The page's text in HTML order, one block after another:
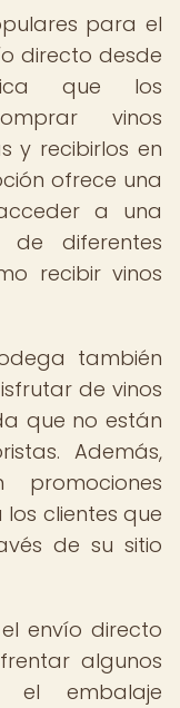
para el
directo desde
que los
vinos
y recibirlos en
ofrece una
a una
de diferentes
recibir vinos
también
de vinos
que no están
Además,
promociones
clientes que
de su sitio
envío directo
algunos
el embalaje